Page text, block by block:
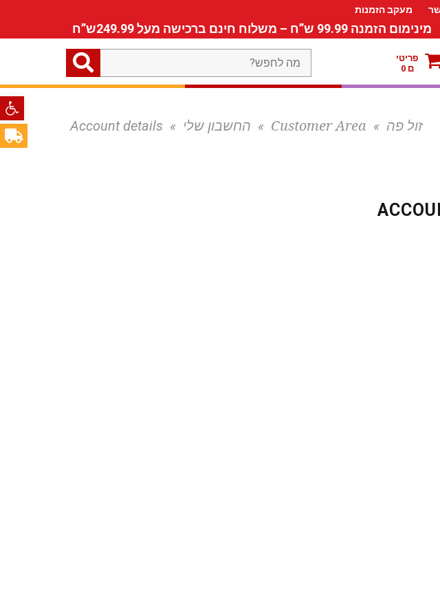
פתח
מעקב הזמנות
מינימום הזמנה 99.99 ש”ח – משלוח חינם ברכישה מעל 249.99ש”ח
פריטי
ם 0
מה
לחפש?
זול פה »
Customer Area
» החשבון שלי »
Account details